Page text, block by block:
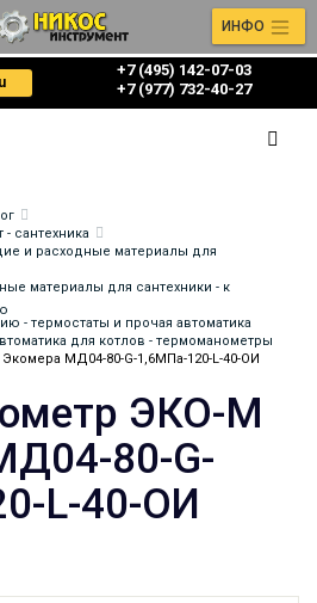
+7 (495) 142-07-03
‎‎+7 (977) 732-40-27
ИНФО
- сантехника
и расходные материалы для
материалы для сантехники - к
- термостаты и прочая автоматика
для котлов - термоманометры
МД04-80-G-1,6МПа-120-L-40-ОИ
ЭКО-М
80-G-
L-40-ОИ